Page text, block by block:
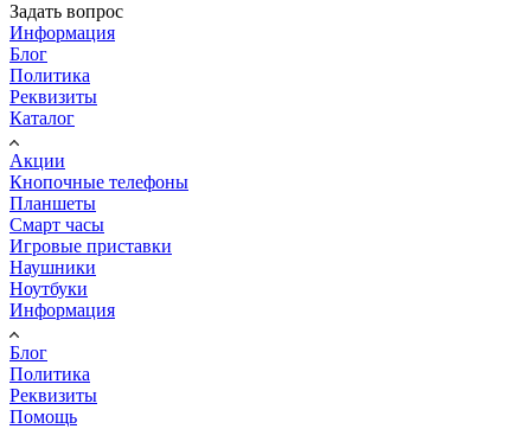
Задать вопрос
Информация
Блог
Политика
Реквизиты
Каталог
Акции
Кнопочные телефоны
Планшеты
Смарт часы
Игровые приставки
Наушники
Ноутбуки
Информация
Блог
Политика
Реквизиты
Помощь